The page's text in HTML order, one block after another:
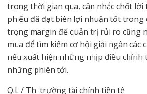
trong thời gian qua, cân nhắc chốt lời
phiếu đã đạt biên lợi nhuận tốt trong
trọng margin để quản trị rủi ro cũng
mua để tìm kiếm cơ hội giải ngân các
nếu xuất hiện những nhịp điều chỉnh
những phiên tới.
Q.L / Thị trường tài chính tiền tệ